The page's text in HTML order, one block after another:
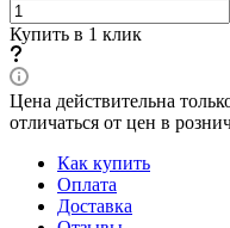
Купить в 1 клик
Цена действительна
отличаться от цен в
Как купить
Оплата
Доставка